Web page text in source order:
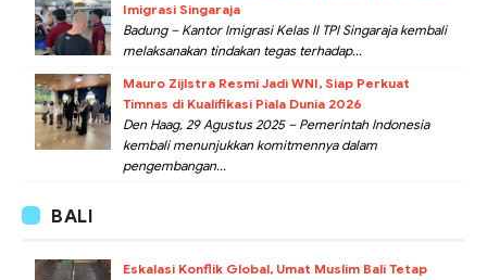
Imigrasi Singaraja
Badung – Kantor Imigrasi Kelas II TPI Singaraja kembali
melaksanakan tindakan tegas terhadap...
Mauro Zijlstra Resmi Jadi WNI, Siap Perkuat
Timnas di Kualifikasi Piala Dunia 2026
Den Haag, 29 Agustus 2025 – Pemerintah Indonesia
kembali menunjukkan komitmennya dalam
pengembangan...
BALI
Eskalasi Konflik Global, Umat Muslim Bali Tetap